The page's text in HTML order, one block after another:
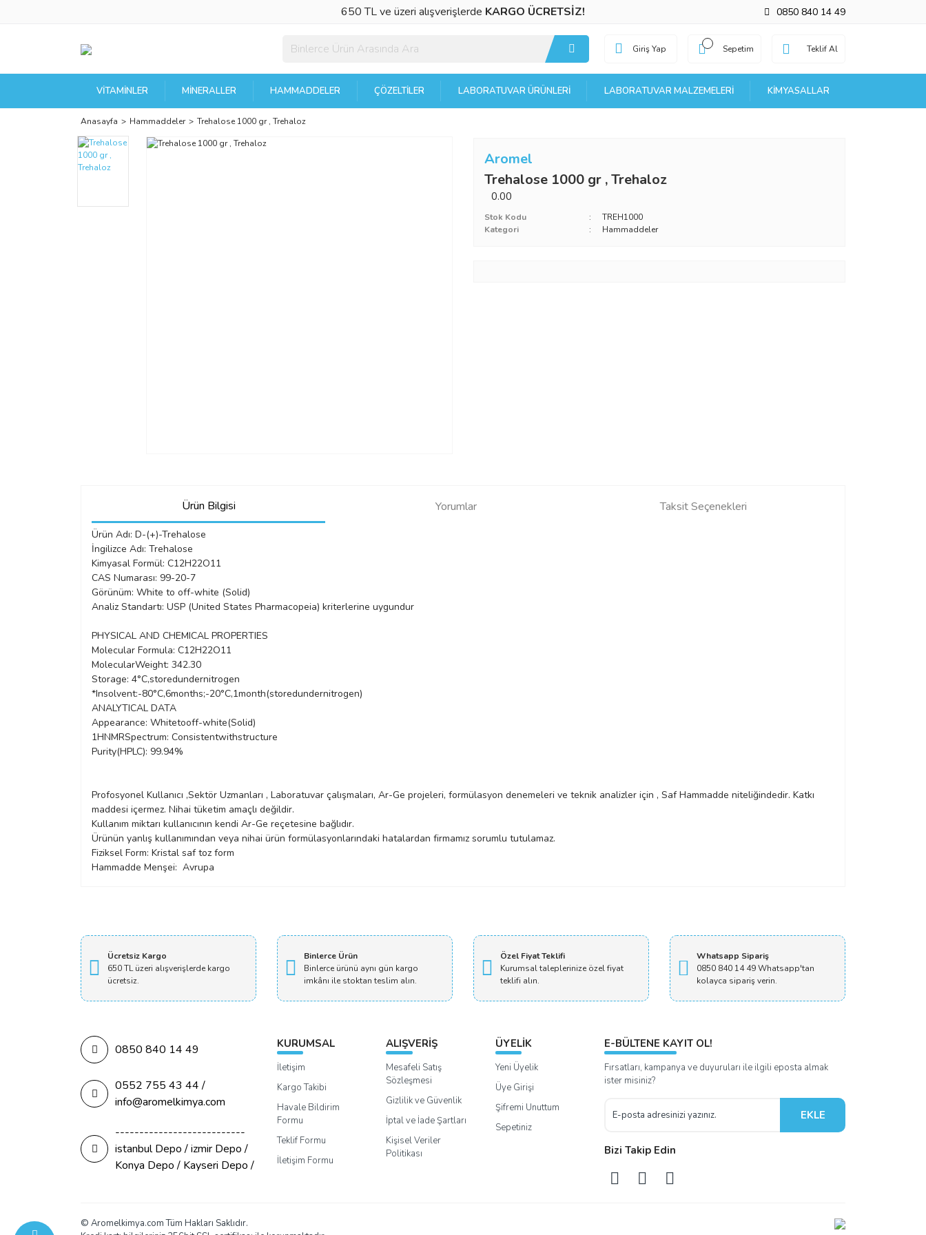
650 TL ve üzeri alışverişlerde KARGO ÜCRETSİZ! 0850 840 14 49
Giriş Yap Sepetim Teklif Al
VITAMINLER MINERALLER HAMMADDELER ÇÖZELTILER LABORATUVAR ÜRÜNLERI LABORATUVAR MALZEMELERI KIMYASALLAR
Anasayfa Hammaddeler Trehalose 1000 gr , Trehaloz
Aromel
Trehalose 1000 gr , Trehaloz
0.00
Stok Kodu
TREH1000
Kategori
Hammaddeler
Ürün Bilgisi Yorumlar Taksit Seçenekleri
Ürün Adı: D-(+)-Trehalose
İngilizce Adı: Trehalose
Kimyasal Formül: C12H22O11
CAS Numarası: 99-20-7
Görünüm: White to off-white (Solid)
Analiz Standartı: USP (United States Pharmacopeia) kriterlerine uygundur
PHYSICAL AND CHEMICAL PROPERTIES
Molecular Formula: C12H22O11
MolecularWeight: 342.30
Storage: 4°C,storedundernitrogen
*Insolvent:-80°C,6months;-20°C,1month(storedundernitrogen)
ANALYTICAL DATA
Appearance: Whitetooff-white(Solid)
1HNMRSpectrum: Consistentwithstructure
Purity(HPLC): 99.94%
Profosyonel Kullanıcı ,Sektör Uzmanları , Laboratuvar çalışmaları, Ar-Ge projeleri, formülasyon denemeleri ve teknik analizler için , Saf Hammadde niteliğindedir. Katkı
maddesi içermez. Nihai tüketim amaçlı değildir.
Kullanım miktarı kullanıcının kendi Ar-Ge reçetesine bağlıdır.
Ürünün yanlış kullanımından veya nihai ürün formülasyonlarındaki hatalardan firmamız sorumlu tutulamaz.
Fiziksel Form: Kristal saf toz form
Hammadde Menşei: Avrupa
Ücretsiz Kargo
650 TL üzeri alışverişlerde kargo
ücretsiz.
Binlerce Ürün
Binlerce ürünü aynı gün kargo
imkânı ile stoktan teslim alın.
Özel Fiyat Teklifi
Kurumsal taleplerinize özel fiyat
teklifi alın.
Whatsapp Sipariş
0850 840 14 49 Whatsapp'tan
kolayca sipariş verin.
0850 840 14 49
0552 755 43 44 /
info@aromelkimya.com
---------------------------
istanbul Depo / izmir Depo /
Konya Depo / Kayseri Depo /
KURUMSAL
İletişim
Kargo Takibi
Havale Bildirim
Formu
Teklif Formu
İletişim Formu
ALIŞVERİŞ
Mesafeli Satış
Sözleşmesi
Gizlilik ve Güvenlik
İptal ve İade Şartları
Kişisel Veriler
Politikası
ÜYELİK
Yeni Üyelik
Üye Girişi
Şifremi Unuttum
Sepetiniz
E-BÜLTENE KAYIT OL!
Fırsatları, kampanya ve duyuruları ile ilgili eposta almak
ister misiniz?
EKLE
Bizi Takip Edin
© Aromelkimya.com Tüm Hakları Saklıdır.